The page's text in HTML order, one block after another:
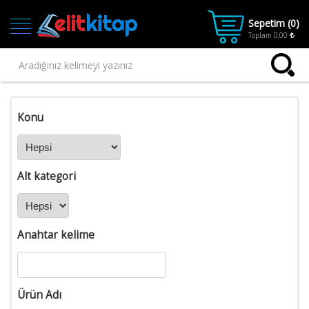
Sepetim (0)
Toplam 0,00
Konu
Alt kategori
Anahtar kelime
Ürün Adı
Kategoriler
Ana Sayfa
Kitap
2.SINIF
3.SINIF
4.SINIF
Kitaplar-